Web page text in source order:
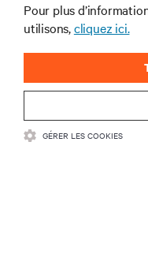
SOCIÉTÉ
CONTACTEZ-NOUS
Pour plus
utilisons,cliquez ici.
GÉRER LES COOKIES